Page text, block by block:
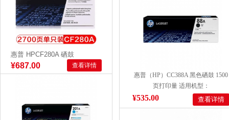
惠普 HPCF280A 硒鼓
¥687.00 查看详情
惠普（HP）CC388A 黑色硒鼓 1500
页打印量 适用机型：
M1136/P1106/P1108/M1213nf/
单支装
¥535.00 查看详情